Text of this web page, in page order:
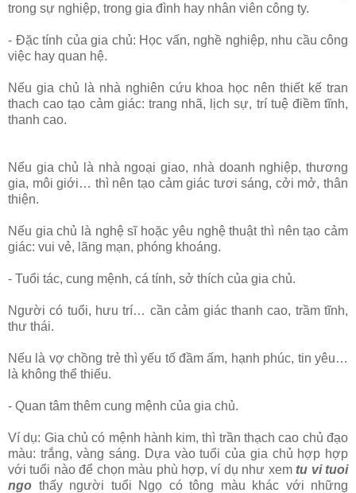
trong sự nghiệp, trong gia đình hay nhân viên công ty.
- Đặc tính của gia chủ: Học vấn, nghề nghiệp, nhu cầu công
việc hay quan hệ.
Nếu gia chủ là nhà nghiên cứu khoa học nên thiết kế tran
thach cao tạo cảm giác: trang nhã, lịch sự, trí tuệ điềm tĩnh,
thanh cao.
Nếu gia chủ là nhà ngoại giao, nhà doanh nghiệp, thương
gia, môi giới… thì nên tạo cảm giác tươi sáng, cởi mở, thân
thiện.
Nếu gia chủ là nghệ sĩ hoặc yêu nghệ thuật thì nên tạo cảm
giác: vui vẻ, lãng mạn, phóng khoáng.
- Tuổi tác, cung mệnh, cá tính, sở thích của gia chủ.
Người có tuổi, hưu trí… cần cảm giác thanh cao, trầm tĩnh,
thư thái.
Nếu là vợ chồng trẻ thì yếu tố đầm ấm, hạnh phúc, tin yêu…
là không thể thiếu.
- Quan tâm thêm cung mệnh của gia chủ.
Ví dụ: Gia chủ có mệnh hành kim, thì trần thạch cao chủ đạo
màu: trắng, vàng sáng. Dựa vào tuổi của gia chủ hợp hợp
với tuổi nào để chọn màu phù hợp, ví dụ như xem tu vi tuoi
ngo thấy người tuổi Ngọ có tông màu khác với những